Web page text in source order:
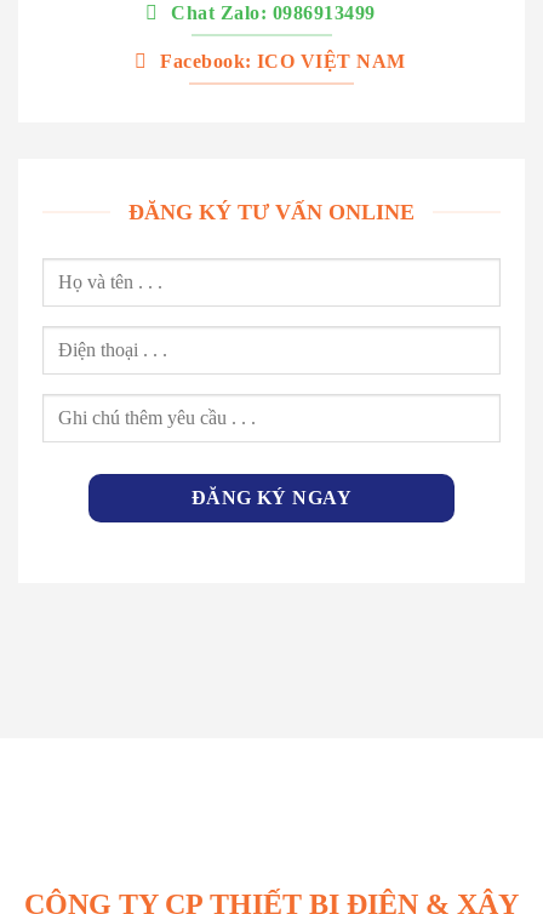
Chat Zalo: 0986913499
Facebook: ICO VIỆT NAM
ĐĂNG KÝ TƯ VẤN ONLINE
CÔNG TY CP THIẾT BỊ ĐIỆN & XÂY